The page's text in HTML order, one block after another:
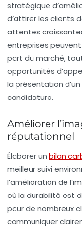
stratégique
d’attirer les clients
attentes
entreprises
part du marché,
opportunités
la présentation
candidature.
Améliorer
réputationnel
Élaborer un bilan
meilleur suivi
l’amélioration de
où la durabilité est
pour de nombreux
communiquer